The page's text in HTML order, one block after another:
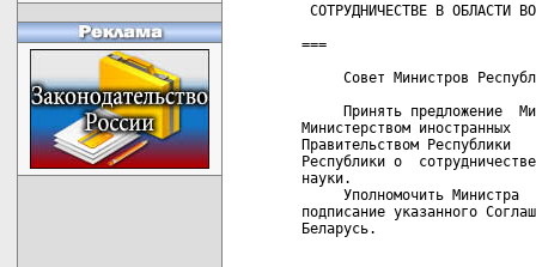
СОТРУДНИЧЕСТВЕ В ОБЛАСТИ
===
Совет Министров
Принять предложение
Министерством
Правительством
Республики о
науки.
Уполномочить Министра
подписание указанного
Беларусь.